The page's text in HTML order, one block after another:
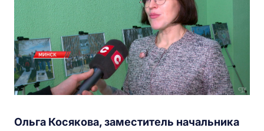
Ольга Косякова, заместитель начальника